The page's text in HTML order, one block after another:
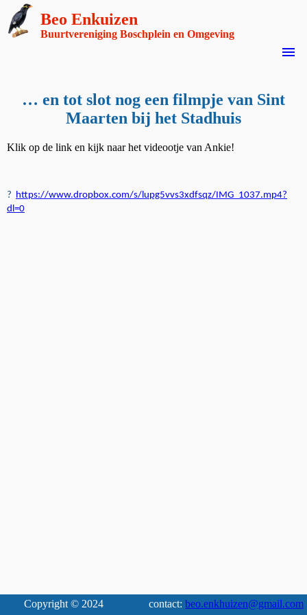
Beo Enkuizen
Buurtvereniging Boschplein en Omgeving
menu
… en tot slot nog een filmpje van Sint
Maarten bij het Stadhuis
Klik op de link en kijk naar het videootje van Ankie!
? https://www.dropbox.com/s/lupg5vvs3xdfsqz/IMG_1037.mp4?
dl=0
Copyright © 2024 contact: beo.enkhuizen@gmail.com